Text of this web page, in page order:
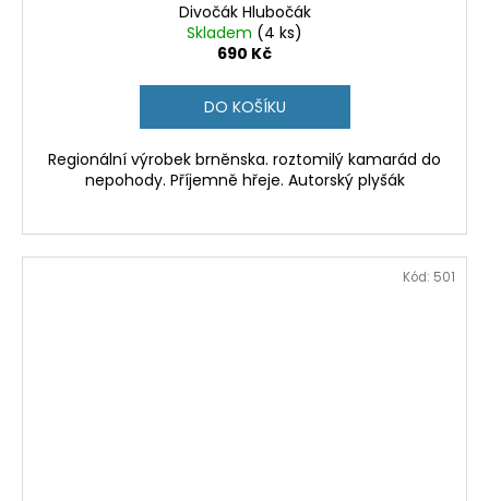
Divočák Hlubočák
Skladem (4 ks)
690 Kč
DO KOŠÍKU
Regionální výrobek brněnska. roztomilý kamarád do
nepohody. Příjemně hřeje. Autorský plyšák
Kód: 501